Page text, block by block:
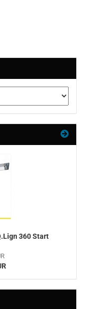
360 Start